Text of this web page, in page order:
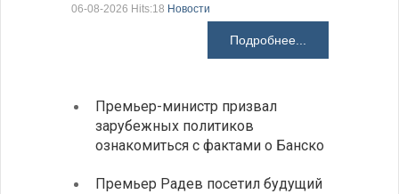
06-08-2026 Hits:18 Новости
Подробнее...
Премьер-министр призвал
зарубежных политиков
ознакомиться с фактами о Банско
Премьер Радев посетил будущий